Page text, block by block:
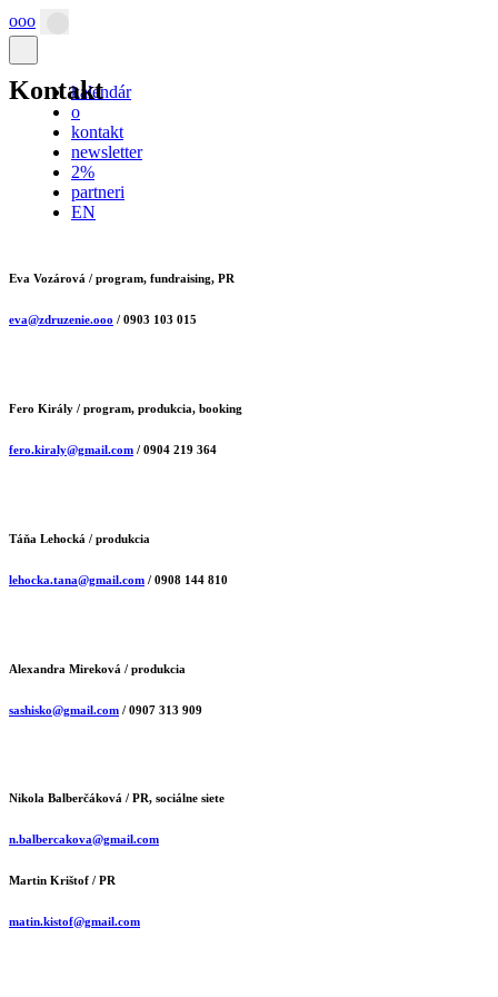
ooo
Hlavná
navigáciakalendár
o
kontakt
newsletter
2%
partneri
EN
Kontakt
Eva Vozárová / program, fundraising, PR
eva@zdruzenie.ooo / 0903 103 015
Fero Király / program, produkcia, booking
fero.kiraly@gmail.com / 0904 219 364
Táňa Lehocká / produkcia
lehocka.tana@gmail.com / 0908 144 810
Alexandra Mireková / produkcia
sashisko@gmail.com / 0907 313 909
Nikola Balberčáková / PR, sociálne siete
n.balbercakova@gmail.com
Martin Krištof / PR
matin.kistof@gmail.com